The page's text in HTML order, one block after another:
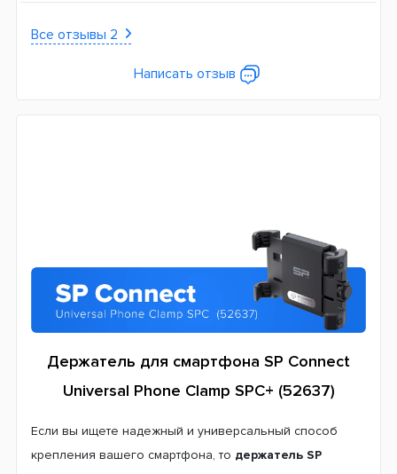
Все отзывы 2
Написать отзыв
Держатель для смартфона SP Connect
Universal Phone Clamp SPC+ (52637)
Если вы ищете надежный и универсальный способ
крепления вашего смартфона, то держатель SP